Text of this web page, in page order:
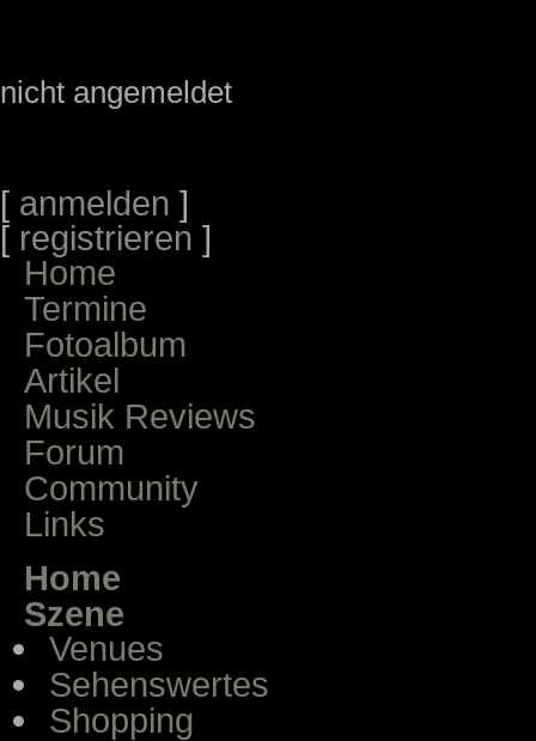
nicht angemeldet
[ anmelden ]
[ registrieren ]
Home
Termine
Fotoalbum
Artikel
Musik Reviews
Forum
Community
Links
Home
Szene
Venues
Sehenswertes
Shopping